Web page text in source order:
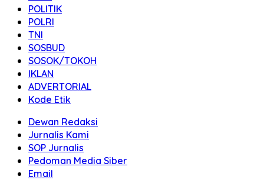
POLITIK
POLRI
TNI
SOSBUD
SOSOK/TOKOH
IKLAN
ADVERTORIAL
Kode Etik
Dewan Redaksi
Jurnalis Kami
SOP Jurnalis
Pedoman Media Siber
Email